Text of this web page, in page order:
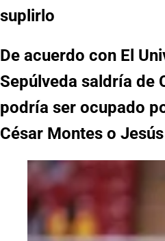
suplirlo
De acuerdo con El
Sepúlveda saldría de
podría ser ocupado
César Montes o